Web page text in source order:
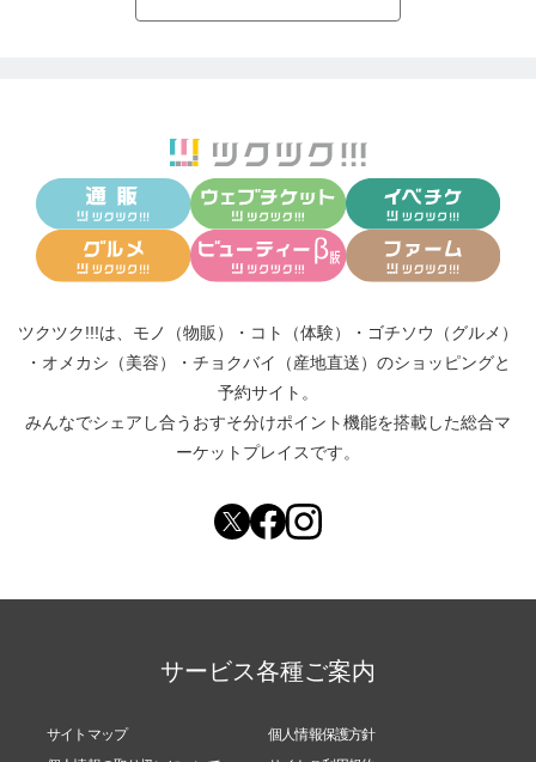
ツクツク!!!は、 モノ（物販） ・ コト（体験） ・ ゴチソウ（グルメ）
・ オメカシ（美容） ・ チョクバイ（産地直送） のショッピングと
予約サイト。
みんなでシェアし合う おすそ分けポイント機能を搭載した総合マ
ーケットプレイスです。
サービス各種ご案内
サイトマップ
個人情報保護方針